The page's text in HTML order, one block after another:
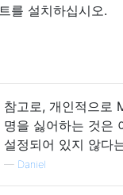
트를 설치하십시오.
참고로, 개인적으로
명을 싫어하는 것은
설정되어 있지 않다
— Daniel